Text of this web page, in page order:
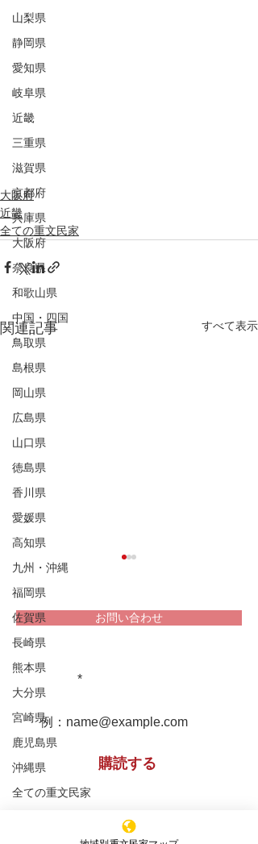
山梨県
静岡県
愛知県
岐阜県
近畿
三重県
滋賀県
京都府
兵庫県
大阪府
奈良県
和歌山県
中国・四国
鳥取県
島根県
岡山県
広島県
山口県
徳島県
香川県
愛媛県
高知県
九州・沖縄
福岡県
佐賀県
長崎県
熊本県
大分県
宮崎県
鹿児島県
沖縄県
全ての重文民家
大阪府
近畿
全ての重文民家
関連記事 すべて表示
松浦家住宅 秋田県
お問い合わせ
重文民家についての情報をお届け
購読する
※購読登録により、当サイトからのメール送信に
同意いただいたものといたします